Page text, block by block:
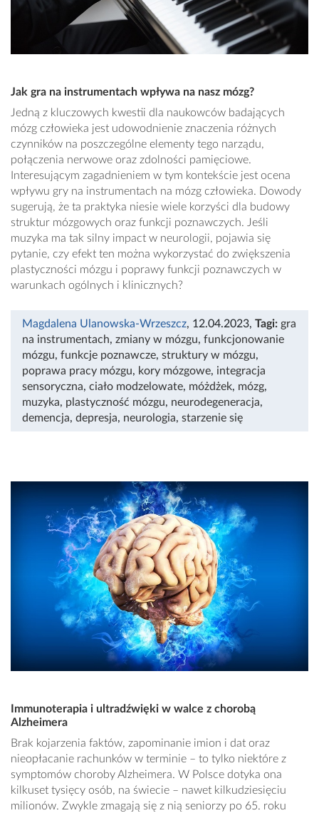
Jak gra na instrumentach wpływa na nasz mózg?
Jedną z kluczowych kwestii dla naukowców badających
mózg człowieka jest udowodnienie znaczenia różnych
czynników na poszczególne elementy tego narządu,
połączenia nerwowe oraz zdolności pamięciowe.
Interesującym zagadnieniem w tym kontekście jest ocena
wpływu gry na instrumentach na mózg człowieka. Dowody
sugerują, że ta praktyka niesie wiele korzyści dla budowy
struktur mózgowych oraz funkcji poznawczych. Jeśli
muzyka ma tak silny impact w neurologii, pojawia się
pytanie, czy efekt ten można wykorzystać do zwiększenia
plastyczności mózgu i poprawy funkcji poznawczych w
warunkach ogólnych i klinicznych?
Magdalena Ulanowska-Wrzeszcz, 12.04.2023, Tagi: gra
na instrumentach, zmiany w mózgu, funkcjonowanie
mózgu, funkcje poznawcze, struktury w mózgu,
poprawa pracy mózgu, kory mózgowe, integracja
sensoryczna, ciało modzelowate, móżdżek, mózg,
muzyka, plastyczność mózgu, neurodegeneracja,
demencja, depresja, neurologia, starzenie się
Immunoterapia i ultradźwięki w walce z chorobą
Alzheimera
Brak kojarzenia faktów, zapominanie imion i dat oraz
nieopłacanie rachunków w terminie – to tylko niektóre z
symptomów choroby Alzheimera. W Polsce dotyka ona
kilkuset tysięcy osób, na świecie – nawet kilkudziesięciu
milionów. Zwykle zmagają się z nią seniorzy po 65. roku